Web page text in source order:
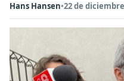
Hans Hansen•22 de